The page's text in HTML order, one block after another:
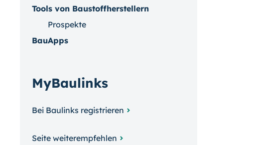
Tools von Baustoffherstellern
Prospekte
BauApps
MyBaulinks
Bei Baulinks registrieren
Seite weiterempfehlen